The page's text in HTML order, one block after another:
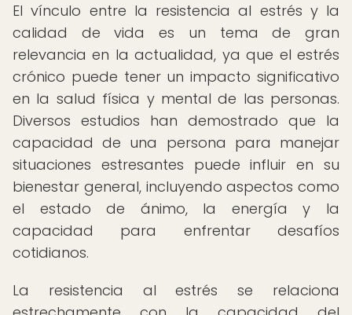
El vínculo entre la resistencia al estrés y la
calidad de vida es un tema de gran
relevancia en la actualidad, ya que el estrés
crónico puede tener un impacto significativo
en la salud física y mental de las personas.
Diversos estudios han demostrado que la
capacidad de una persona para manejar
situaciones estresantes puede influir en su
bienestar general, incluyendo aspectos como
el estado de ánimo, la energía y la
capacidad para enfrentar desafíos
cotidianos.
La resistencia al estrés se relaciona